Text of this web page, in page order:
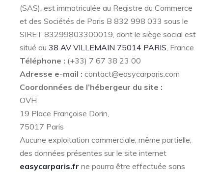
(SAS), est immatriculée au Registre du Commerce
et des Sociétés de Paris B 832 998 033 sous le
SIRET 83299803300019, dont le siège social est
situé au 38 AV VILLEMAIN 75014 PARIS, France
Téléphone : (+33) 7 67 38 23 00
Adresse e-mail : contact@easycarparis.com
Coordonnées de l’hébergeur du site :
OVH
19 Place Françoise Dorin,
75017 Paris
Aucune exploitation commerciale, même partielle,
des données présentes sur le site internet
easycarparis.fr ne pourra être effectuée sans